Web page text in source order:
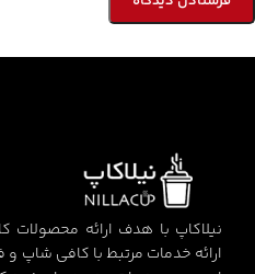
نیلاکاپ با هدف ارائه
ارائه خدمات مرتبط با کافی